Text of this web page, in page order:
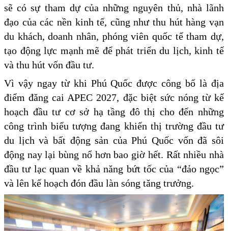
sẽ có sự tham dự của những nguyên thủ, nhà lãnh
đạo của các nền kinh tế, cũng như thu hút hàng vạn
du khách, doanh nhân, phóng viên quốc tế tham dự,
tạo động lực mạnh mẽ để phát triển du lịch, kinh tế
và thu hút vốn đầu tư.
Vì vậy ngay từ khi Phú Quốc được công bố là địa
điểm đăng cai APEC 2027, đặc biệt sức nóng từ kế
hoạch đầu tư cơ sở hạ tầng đô thị cho đến những
công trình biểu tượng đang khiến thị trường đầu tư
du lịch và bất động sản của Phú Quốc vốn đã sôi
động nay lại bùng nổ hơn bao giờ hết. Rất nhiều nhà
đầu tư lạc quan về khả năng bứt tốc của “đảo ngọc”
và lên kế hoạch đón đầu làn sóng tăng trưởng.